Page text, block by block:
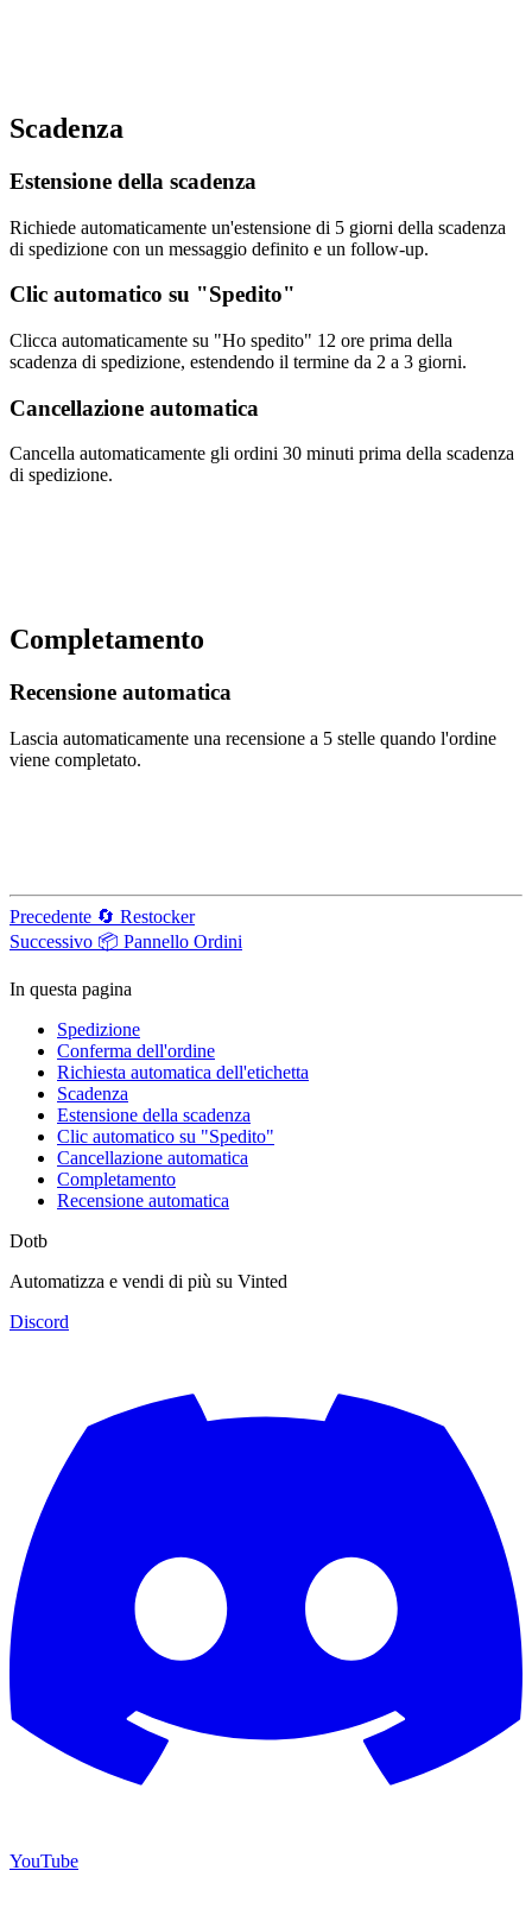
Scadenza
Estensione della scadenza
Richiede automaticamente un'estensione di 5 giorni della scadenza
di spedizione con un messaggio definito e un follow-up.
Clic automatico su "Spedito"
Clicca automaticamente su "Ho spedito" 12 ore prima della
scadenza di spedizione, estendendo il termine da 2 a 3 giorni.
Cancellazione automatica
Cancella automaticamente gli ordini 30 minuti prima della scadenza
di spedizione.
Completamento
Recensione automatica
Lascia automaticamente una recensione a 5 stelle quando l'ordine
viene completato.
Precedente 🔄 Restocker
Successivo 📦 Pannello Ordini
In questa pagina
Spedizione
Conferma dell'ordine
Richiesta automatica dell'etichetta
Scadenza
Estensione della scadenza
Clic automatico su "Spedito"
Cancellazione automatica
Completamento
Recensione automatica
Dotb
Automatizza e vendi di più su Vinted
Discord
YouTube